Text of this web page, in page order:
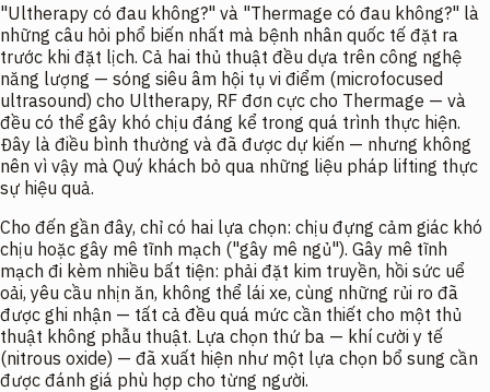
"Ultherapy có đau không?" và "Thermage có đau không?" là
những câu hỏi phổ biến nhất mà bệnh nhân quốc tế đặt ra
trước khi đặt lịch. Cả hai thủ thuật đều dựa trên công nghệ
năng lượng — sóng siêu âm hội tụ vi điểm (microfocused
ultrasound) cho Ultherapy, RF đơn cực cho Thermage — và
đều có thể gây khó chịu đáng kể trong quá trình thực hiện.
Đây là điều bình thường và đã được dự kiến — nhưng không
nên vì vậy mà Quý khách bỏ qua những liệu pháp lifting thực
sự hiệu quả.
Cho đến gần đây, chỉ có hai lựa chọn: chịu đựng cảm giác khó
chịu hoặc gây mê tĩnh mạch ("gây mê ngủ"). Gây mê tĩnh
mạch đi kèm nhiều bất tiện: phải đặt kim truyền, hồi sức uể
oải, yêu cầu nhịn ăn, không thể lái xe, cùng những rủi ro đã
được ghi nhận — tất cả đều quá mức cần thiết cho một thủ
thuật không phẫu thuật. Lựa chọn thứ ba — khí cười y tế
(nitrous oxide) — đã xuất hiện như một lựa chọn bổ sung cần
được đánh giá phù hợp cho từng người.